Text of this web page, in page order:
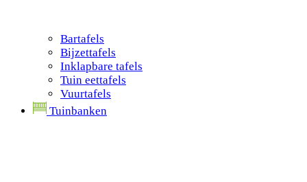
Bartafels
Bijzettafels
Inklapbare tafels
Tuin eettafels
Vuurtafels
Tuinbanken